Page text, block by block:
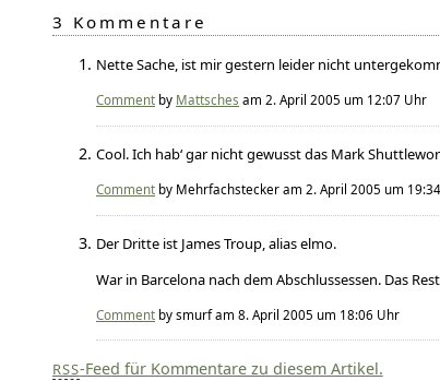
3 Kommentare
Nette Sache, ist mir gestern leider nicht
Comment by Mattsches am 2. April 2005 um 12:07 Uhr
Cool. Ich hab‘ gar nicht gewusst das Mark
Comment by Mehrfachstecker am 2. April 2005 um
Der Dritte ist James Troup, alias elmo.
War in Barcelona nach dem Abschlussessen. Das
Comment by smurf am 8. April 2005 um 18:06 Uhr
RSS-Feed für Kommentare zu diesem Artikel.